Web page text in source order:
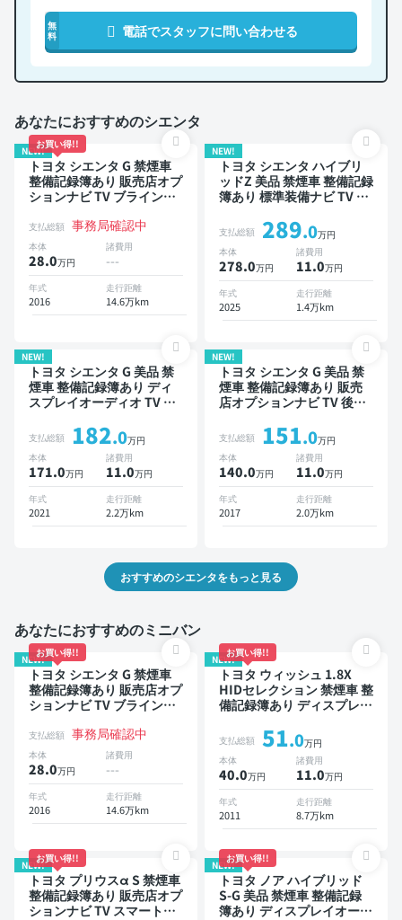
無
料
電話でスタッフに問い合わせる
あなたにおすすめのシエンタ
NEW!
お買い得!!
トヨタ シエンタ G 禁煙車
整備記録簿あり 販売店オプ
ションナビ TV ブラインド
ト スマートキー バックモ
ニター ドライブレコーダー
衝突軽減 両側電動スライド
ドア 7人乗り
支払総額 事務局確認中
本体
28.0万円
諸費用
---
年式
2016
走行距離
14.6万km
NEW!
トヨタ シエンタ ハイブリ
ッドZ 美品 禁煙車 整備記録
簿あり 標準装備ナビ TV ブ
オートクルーズ 3列シート
スマートキー ETC バック
モニター 全方位カメラ ド
ライブレコーダー 衝突軽減
両側電動スライドドア 7人
乗り
支払総額 289.0万円
本体
278.0万円
諸費用
11.0万円
年式
2025
走行距離
1.4万km
NEW!
トヨタ シエンタ G 美品 禁
煙車 整備記録簿あり ディ
スプレイオーディオ TV ブ
3列シート スマートキー
ETC バックモニター 全方
位カメラ ドライブレコーダ
ー 衝突軽減 両側電動スラ
イドドア 7人乗り
支払総額 182.0万円
本体
171.0万円
諸費用
11.0万円
年式
2021
走行距離
2.2万km
NEW!
トヨタ シエンタ G 美品 禁
煙車 整備記録簿あり 販売
店オプションナビ TV 後席
トキー バックモニター ド
ライブレコーダー 衝突軽減
両側電動スライドドア 7人
乗り
支払総額 151.0万円
本体
140.0万円
諸費用
11.0万円
年式
2017
走行距離
2.0万km
おすすめのシエンタをもっと見る
あなたにおすすめのミニバン
NEW!
お買い得!!
トヨタ シエンタ G 禁煙車
整備記録簿あり 販売店オプ
ションナビ TV ブラインド
ト スマートキー バックモ
ニター ドライブレコーダー
衝突軽減 両側電動スライド
ドア 7人乗り
支払総額 事務局確認中
本体
28.0万円
諸費用
---
年式
2016
走行距離
14.6万km
NEW!
お買い得!!
トヨタ ウィッシュ 1.8X
HIDセレクション 禁煙車 整
備記録簿あり ディスプレイ
り 後席モニター スマート
キー ETC ドライブレコー
ダー
支払総額 51.0万円
本体
40.0万円
諸費用
11.0万円
年式
2011
走行距離
8.7万km
NEW!
お買い得!!
トヨタ プリウスα S 禁煙車
整備記録簿あり 販売店オプ
ションナビ TV スマートキ
NEW!
お買い得!!
トヨタ ノア ハイブリッド
S-G 美品 禁煙車 整備記録
簿あり ディスプレイオーデ